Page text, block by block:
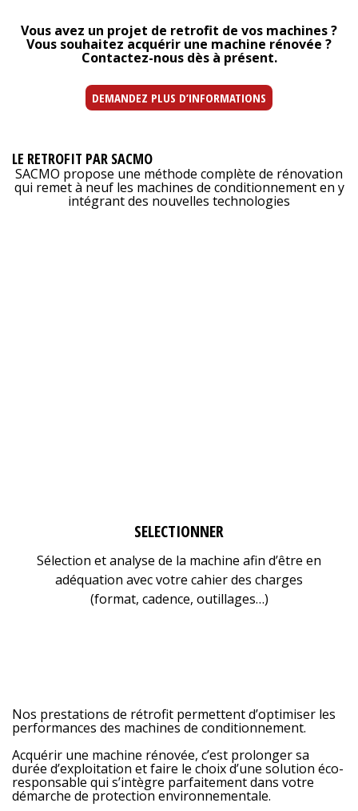
Vous avez un projet de retrofit de vos machines ?
Vous souhaitez acquérir une machine rénovée ?
Contactez-nous dès à présent.
DEMANDEZ PLUS D’INFORMATIONS
LE RETROFIT PAR SACMO
SACMO propose une méthode complète de rénovation
qui remet à neuf les machines de conditionnement en y
intégrant des nouvelles technologies
SELECTIONNER
Sélection et analyse de la machine afin d’être en
adéquation avec votre cahier des charges
(format, cadence, outillages…)
Nos prestations de rétrofit permettent d’optimiser les
performances des machines de conditionnement.
Acquérir une machine rénovée, c’est prolonger sa
durée d’exploitation et faire le choix d’une solution éco-
responsable qui s’intègre parfaitement dans votre
démarche de protection environnementale.